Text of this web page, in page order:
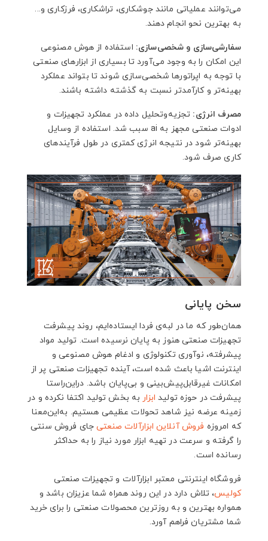
می‌توانند عملیاتی مانند جوشکاری، تراشکاری، فرزکاری و...
به بهترین نحو انجام دهند.
سفارشی‌سازی و شخصی‌سازی: استفاده از هوش مصنوعی
این امکان را به وجود می‌آورد تا بسیاری از ابزارهای صنعتی
با توجه به اپراتورها شخصی‌سازی شوند تا بتواند عملکرد
بهینه‌تر و کارآمدتر نسبت به گذشته داشته باشند.
مصرف انرژی: تجزیه‌وتحلیل داده در عملکرد تجهیزات و
ادوات صنعتی مجهز به ai سبب شد. استفاده از وسایل
بهینه‌تر شود در نتیجه انرژی کمتری در طول فرآیندهای
کاری صرف شود.
سخن پایانی
همان‌طور که ما در لبه‌ی فردا ایستاده‌ایم، روند پیشرفت
تجهیزات صنعتی هنوز به پایان نرسیده است. تولید مواد
پیشرفته، نوآوری تکنولوژی و ادغام هوش مصنوعی و
اینترنت اشیا باعث شده است، آینده تجهیزات صنعتی پر از
امکانات غیرقابل‌پیش‌بینی و بی‌پایان باشد. دراین‌راستا
پیشرفت در حوزه تولید ابزار به بخش تولید اکتفا نکرده و در
زمینه عرضه نیز شاهد تحولات عظیمی هستیم. به‌این‌معنا
که امروزه فروش آنلاین ابزارآلات صنعتیجای فروش سنتی
را گرفته و سرعت در تهیه ابزار مورد نیاز را به حداکثر
رسانده است.
فروشگاه اینترنتی معتبر ابزارآلات و تجهیزات صنعتی
کولیس، تلاش دارد در این روند همراه شما عزیزان باشد و
همواره بهترین و به روزترین محصولات صنعتی را برای خرید
شما مشتریان فراهم آورد.